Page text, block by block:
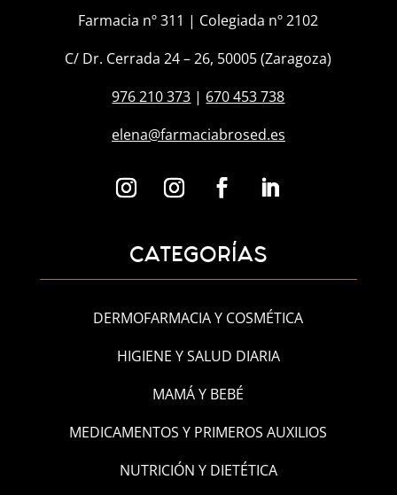
Farmacia nº 311 | Colegiada nº 2102
C/ Dr. Cerrada 24 – 26, 50005 (Zaragoza)
976 210 373 | 670 453 738
elena@farmaciabrosed.es
CATEGORÍAS
DERMOFARMACIA Y COSMÉTICA
HIGIENE Y SALUD DIARIA
MAMÁ Y BEBÉ
MEDICAMENTOS Y PRIMEROS AUXILIOS
NUTRICIÓN Y DIETÉTICA